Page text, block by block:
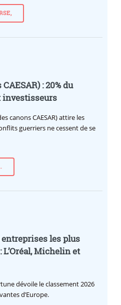
: 20% du
investisseurs
canons CAESAR) attire les
guerriers ne cessent de se
les plus
L’Oréal, Michelin et
dévoile le classement 2026
d’Europe.